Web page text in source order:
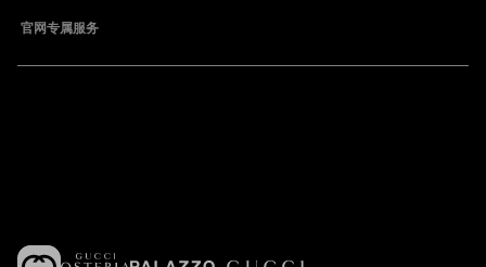
官网专属服务